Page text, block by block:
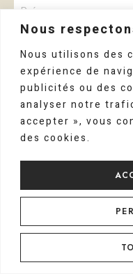
Nous
Nous utilisons des
expérience de
publicités ou des
analyser notre
accepter », vous
des cookies.